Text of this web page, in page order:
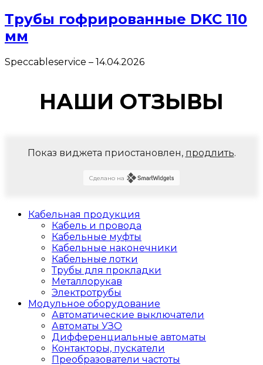
Трубы гофрированные DKC 110
мм
Speccableservice – 14.04.2026
НАШИ ОТЗЫВЫ
Показ виджета приостановлен, продлить.
Сделано на
Кабельная продукция
Кабель и провода
Кабельные муфты
Кабельные наконечники
Кабельные лотки
Трубы для прокладки
Металлорукав
Электротрубы
Модульное оборудование
Автоматические выключатели
Автоматы УЗО
Дифференциальные автоматы
Контакторы, пускатели
Преобразователи частоты